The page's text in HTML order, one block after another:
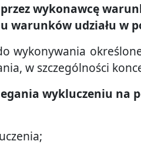
wykonawcę
warunków udziału w
wykonywania
w szczególności
wykluczeniu na